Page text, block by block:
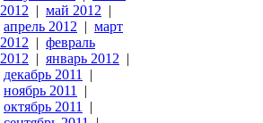
2012 | май 2012 |
апрель 2012 | март
2012 | февраль
2012 | январь 2012 |
декабрь 2011
|
ноябрь 2011
|
октябрь 2011
|